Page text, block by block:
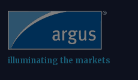
illuminating the markets